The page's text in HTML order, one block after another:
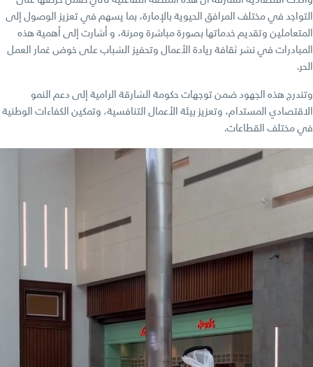
التواجد في مختلف المرافق الحيوية بالإمارة، بما يسهم في تعزيز الوصول إلى
المتعاملين وتقديم خدماتها بصورة مباشرة ومرنة، و أشارت إلى أهمية هذه
المبادرات في نشر ثقافة ريادة الأعمال وتحفيز الشباب على خوض غمار العمل
الحر.
وتندرج هذه الجهود ضمن توجهات حكومة الشارقة الرامية إلى دعم النمو
الاقتصادي المستدام، وتعزيز بيئة الأعمال التنافسية، وتمكين الكفاءات الوطنية
في مختلف القطاعات.